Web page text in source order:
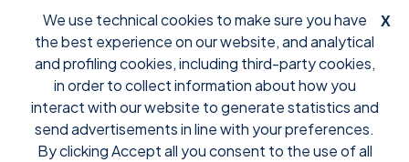
X
We use technical cookies to make sure you have
the best experience on our website, and analytical
and profiling cookies, including third-party cookies,
in order to collect information about how you
interact with our website to generate statistics and
send advertisements in line with your preferences.
By clicking Accept all you consent to the use of all
Support Tutoriales Supremo Console